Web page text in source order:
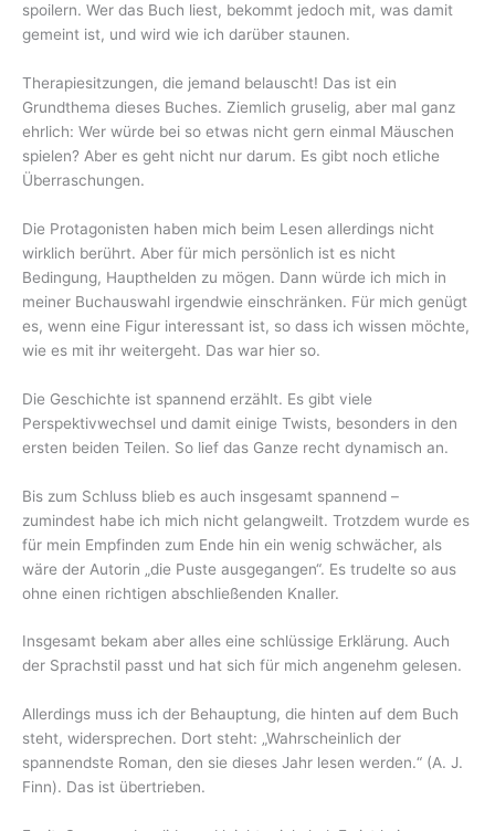
spoilern. Wer das Buch liest, bekommt jedoch mit, was damit
gemeint ist, und wird wie ich darüber staunen.
Therapiesitzungen, die jemand belauscht! Das ist ein
Grundthema dieses Buches. Ziemlich gruselig, aber mal ganz
ehrlich: Wer würde bei so etwas nicht gern einmal Mäuschen
spielen? Aber es geht nicht nur darum. Es gibt noch etliche
Überraschungen.
Die Protagonisten haben mich beim Lesen allerdings nicht
wirklich berührt. Aber für mich persönlich ist es nicht
Bedingung, Haupthelden zu mögen. Dann würde ich mich in
meiner Buchauswahl irgendwie einschränken. Für mich genügt
es, wenn eine Figur interessant ist, so dass ich wissen möchte,
wie es mit ihr weitergeht. Das war hier so.
Die Geschichte ist spannend erzählt. Es gibt viele
Perspektivwechsel und damit einige Twists, besonders in den
ersten beiden Teilen. So lief das Ganze recht dynamisch an.
Bis zum Schluss blieb es auch insgesamt spannend –
zumindest habe ich mich nicht gelangweilt. Trotzdem wurde es
für mein Empfinden zum Ende hin ein wenig schwächer, als
wäre der Autorin „die Puste ausgegangen“. Es trudelte so aus
ohne einen richtigen abschließenden Knaller.
Insgesamt bekam aber alles eine schlüssige Erklärung. Auch
der Sprachstil passt und hat sich für mich angenehm gelesen.
Allerdings muss ich der Behauptung, die hinten auf dem Buch
steht, widersprechen. Dort steht: „Wahrscheinlich der
spannendste Roman, den sie dieses Jahr lesen werden.“ (A. J.
Finn). Das ist übertrieben.